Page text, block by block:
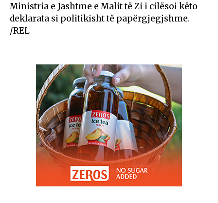
Ministria e Jashtme e Malit të Zi i cilësoi këto
deklarata si politikisht të papërgjegjshme.
/REL